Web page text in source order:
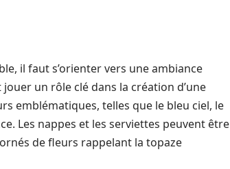
il faut s’orienter vers une ambiance
un rôle clé dans la création d’une
emblématiques, telles que le bleu ciel, le
Les nappes et les serviettes peuvent être
de fleurs rappelant la topaze